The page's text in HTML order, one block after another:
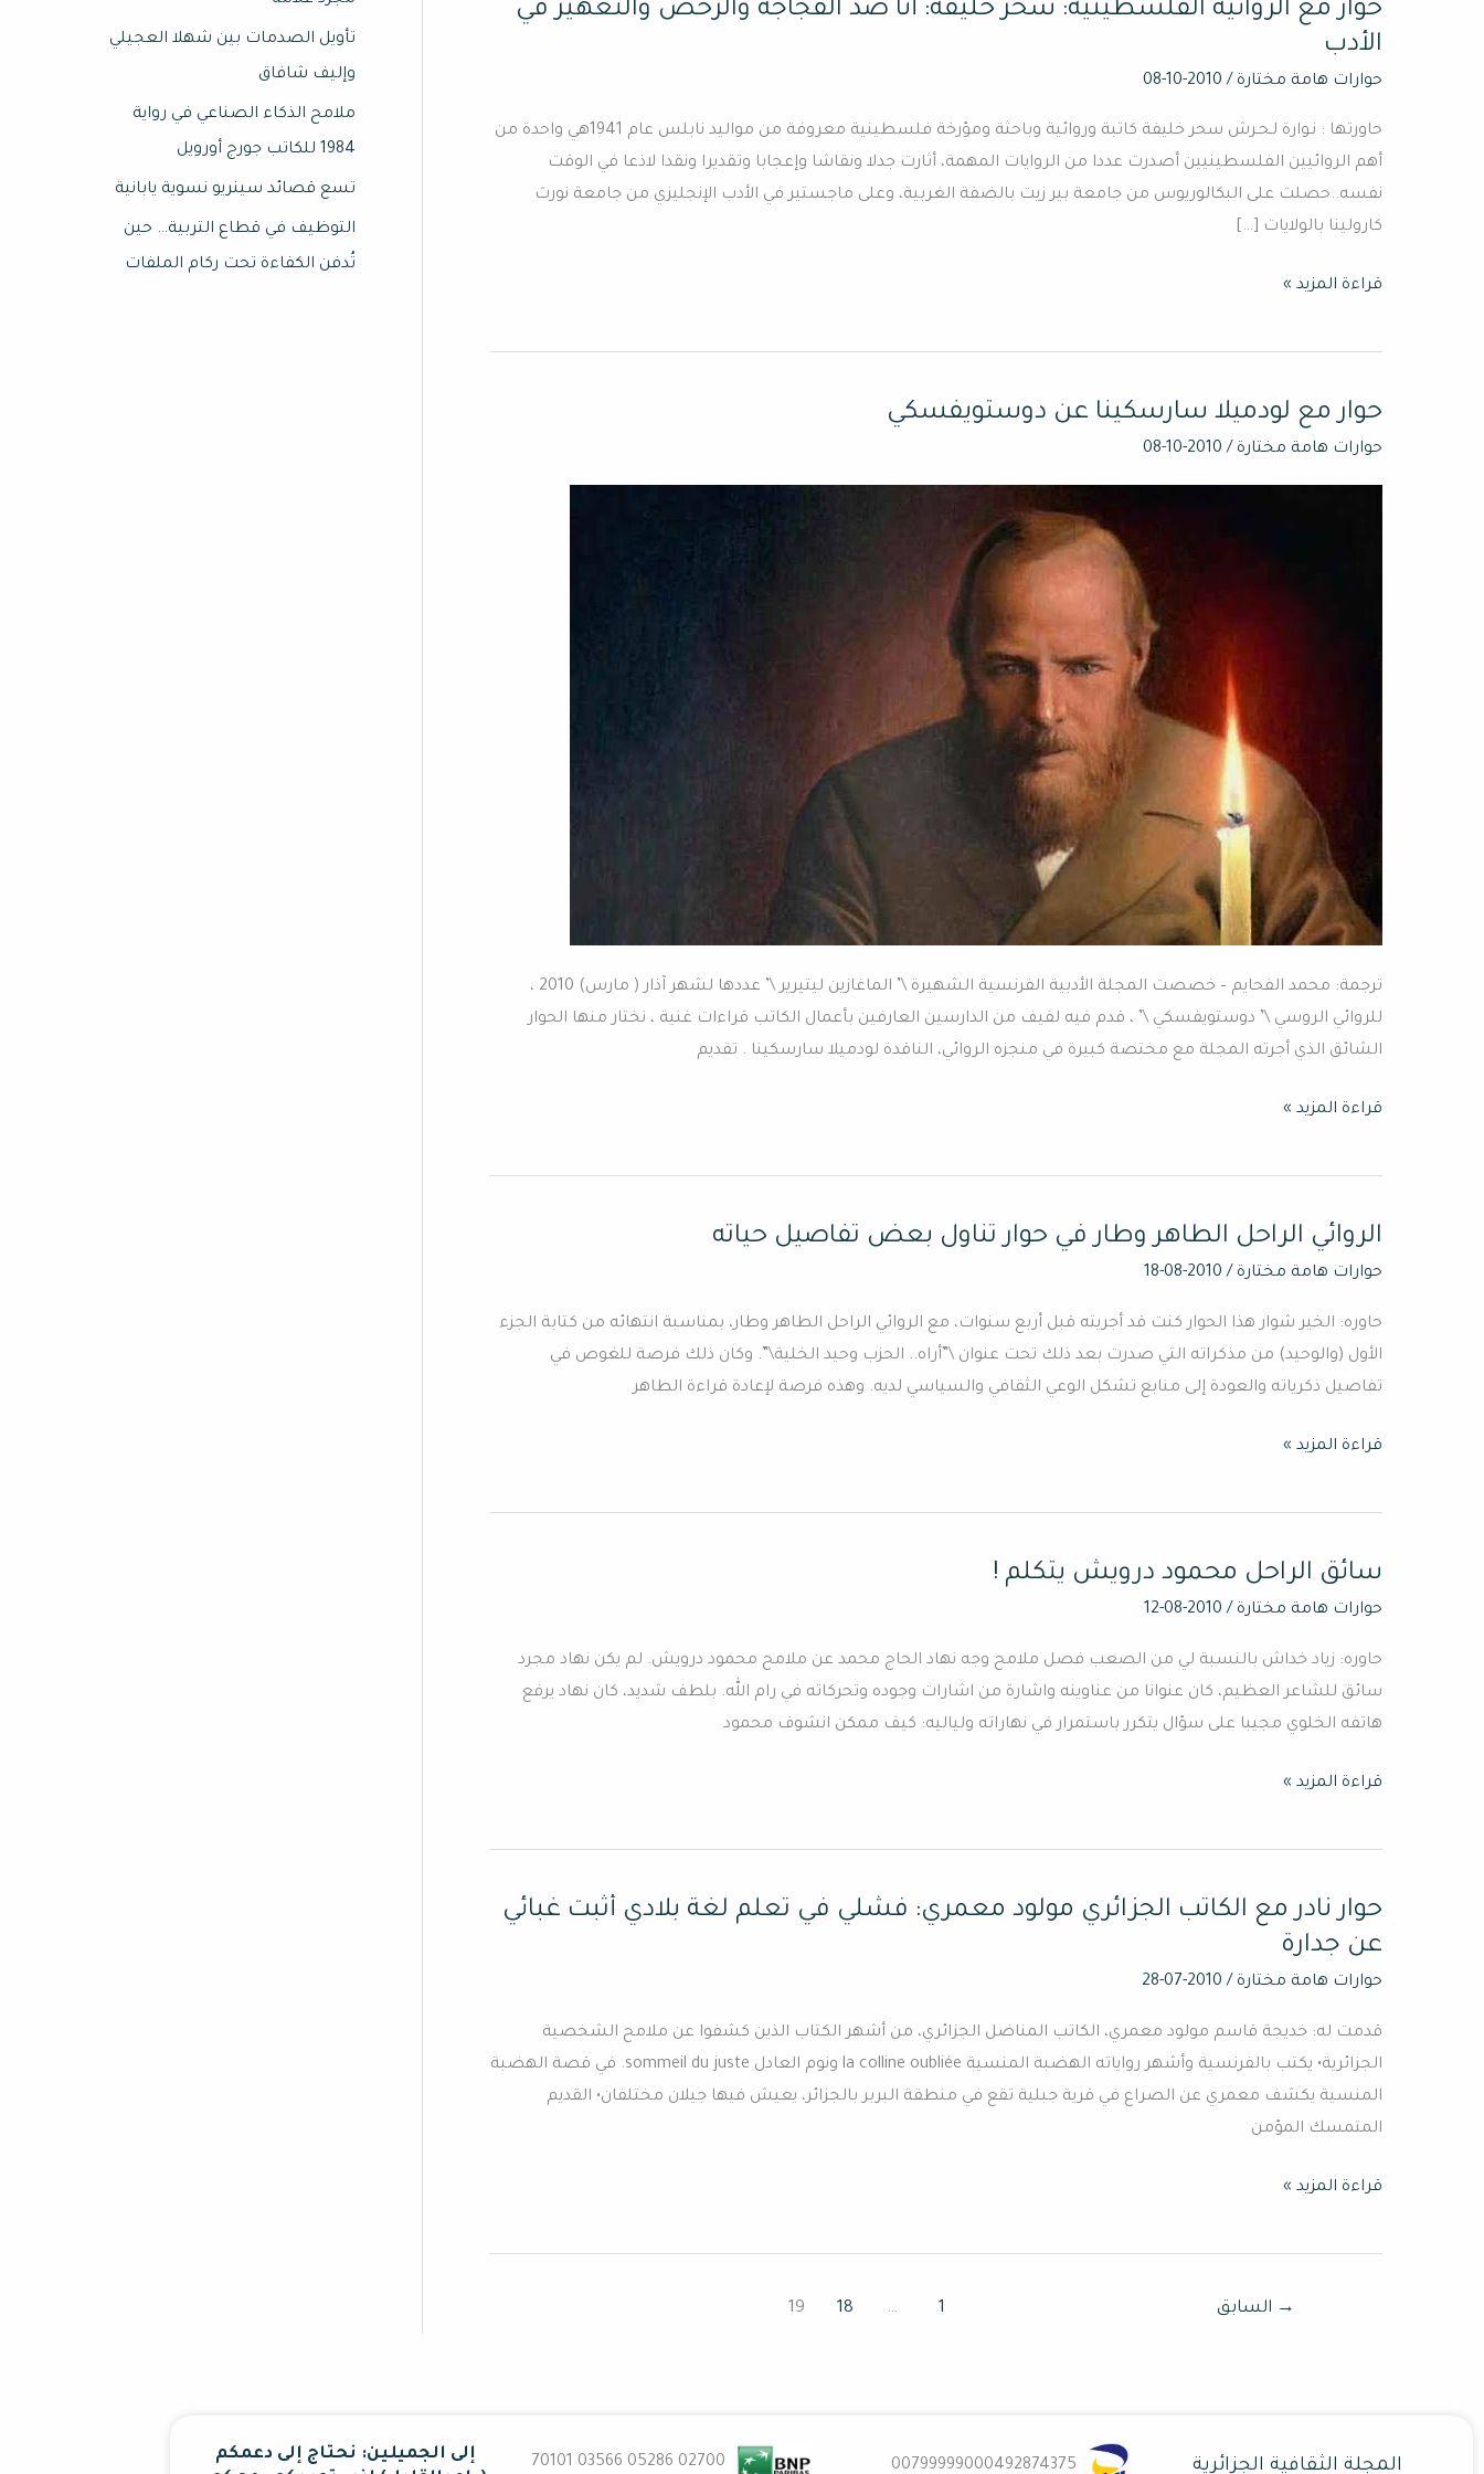
حوار مع الروائية الفلسطينية: سحر خليفة: أنا ضد الفجاجة والرخص والتعهير في
الأدب
حوارات هامة مختارة /
2010-10-08
حاورتها : نـوارة لـحـرش سحر خليفة كاتبة وروائية وباحثة ومؤرخة فلسطينية معروفة من مواليد نابلس عام 1941هي واحدة من
أهم الروائيين الفلسطينيين أصدرت عددا من الروايات المهمة، أثارت جدلا ونقاشا وإعجابا وتقديرا ونقدا لاذعا في الوقت
نفسه..حصلت على البكالوريوس من جامعة بير زيت بالضفة الغربية، وعلى ماجستير في الأدب الإنجليزي من جامعة نورث
كارولينا بالولايات […]
حوار
مع
الروائية
سحر
خليفة:
أنا
ضد
والرخص
قراءة المزيد »
حوار مع لودميلا سارسكينا عن دوستويفسكي
حوارات هامة مختارة /
2010-10-08
ترجمة: محمد الفحايم – خصصت المجلة الأدبية الفرنسية الشهيرة \’ الماغازين ليتيرير \’ عددها لشهر آذار ( مارس) 2010 ،
للروائي الروسي \’ دوستويفسكي \’ ، قدم فيه لفيف من الدارسين العارفين بأعمال الكاتب قراءات غنية ، نختار منها الحوار
الشائق الذي أجرته المجلة مع مختصة كبيرة في منجزه الروائي، الناقدة لودميلا سارسكينا . تقديم
حوار
مع
قراءة المزيد »
الروائي الراحل الطاهر وطار في حوار تناول بعض تفاصيل حياته
حوارات هامة مختارة /
2010-08-18
حاوره: الخير شوار هذا الحوار كنت قد أجريته قبل أربع سنوات، مع الروائي الراحل الطاهر وطار، بمناسبة انتهائه من كتابة الجزء
الأول (والوحيد) من مذكراته التي صدرت بعد ذلك تحت عنوان \”أراه.. الحزب وحيد الخلية\”. وكان ذلك فرصة للغوص في
تفاصيل ذكرياته والعودة إلى منابع تشكل الوعي الثقافي والسياسي لديه. وهذه فرصة لإعادة قراءة الطاهر
الروائي
الراحل
وطار
في
حوار
قراءة المزيد »
سائق الراحل محمود درويش يتكلم !
حوارات هامة مختارة /
2010-08-12
حاوره: زياد خداش بالنسبة لي من الصعب فصل ملامح وجه نهاد الحاج محمد عن ملامح محمود درويش. لم يكن نهاد مجرد
سائق للشاعر العظيم، كان عنوانا من عناوينه واشارة من اشارات وجوده وتحركاته في رام الله. بلطف شديد، كان نهاد يرفع
هاتفه الخلوي مجيبا على سؤال يتكرر باستمرار في نهاراته ولياليه: كيف ممكن انشوف محمود
سائق
الراحل
درويش
يتكلم
!
قراءة المزيد »
حوار نادر مع الكاتب الجزائري مولود معمري: فشلي في تعلم لغة بلادي أثبت غبائي
عن جدارة
حوارات هامة مختارة /
2010-07-28
قدمت له: خديجة قاسم مولود معمري، الكاتب المناضل الجزائري، من أشهر الكتاب الذين كشفوا عن ملامح الشخصية
الجزائرية• يكتب بالفرنسية وأشهر رواياته الهضبة المنسية la colline oubliée ونوم العادل sommeil du juste. في قصة الهضبة
المنسية يكشف معمري عن الصراع في قرية جبلية تقع في منطقة البربر بالجزائر، يعيش فيها جيلان مختلفان• القديم
المتمسك المؤمن
حوار
نادر
مع
الجزائري
مولود
معمري:
فشلي
تعلم
قراءة المزيد »
→ السابق 1
…
18
19
تأويل الصدمات بين شهلا العجيلي
وإليف شافاق
ملامح الذكاء الصناعي في رواية
1984 للكاتب جورج أورويل
تسع قصائد سينريو نسوية يابانية
التوظيف في قطاع التربية… حين
تُدفن الكفاءة تحت ركام الملفات
المجلة الثقافية الجزائرية 00799999000492874375
02700 70101 03566 05286
إلى الجميلين: نحتاج إلى دعمكم